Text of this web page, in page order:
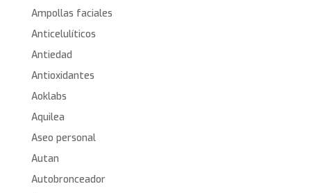
Ampollas faciales
Anticelulíticos
Antiedad
Antioxidantes
Aoklabs
Aquilea
Aseo personal
Autan
Autobronceador